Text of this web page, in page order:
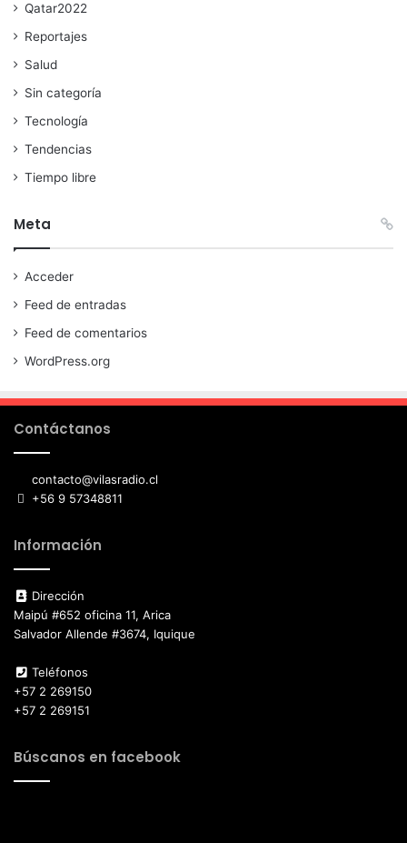
Qatar2022
Reportajes
Salud
Sin categoría
Tecnología
Tendencias
Tiempo libre
Meta
Acceder
Feed de entradas
Feed de comentarios
WordPress.org
Contáctanos
contacto@vilasradio.cl
+56 9 57348811
Información
Dirección
Maipú #652 oficina 11, Arica
Salvador Allende #3674, Iquique
Teléfonos
+57 2 269150
+57 2 269151
Búscanos en facebook